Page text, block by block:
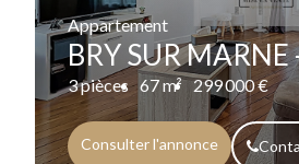
Appartement
BRY SUR
3 pièces 67 m² 299 000 €
Consulter l'annonce